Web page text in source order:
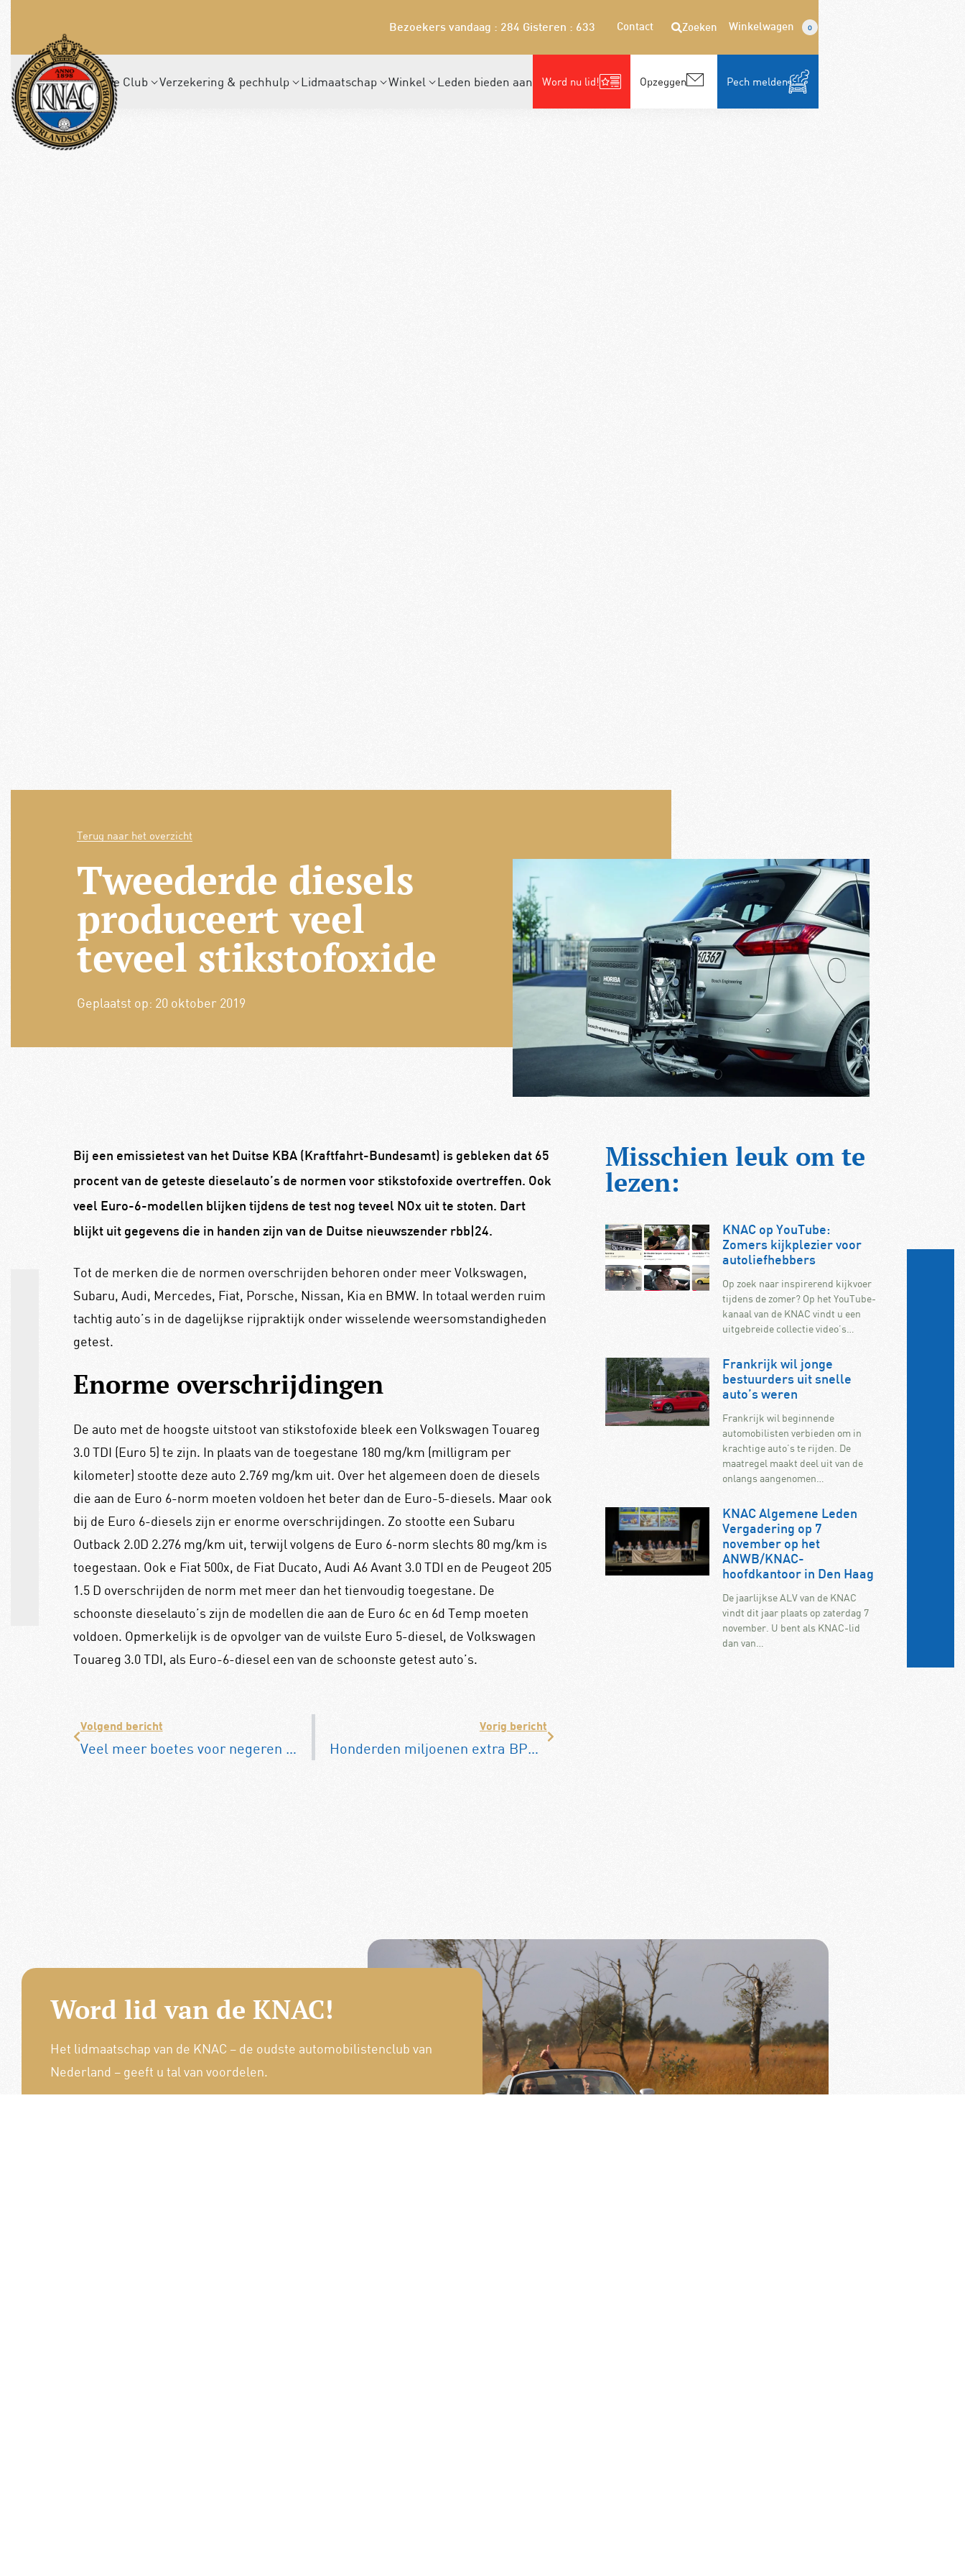
Bezoekers vandaag : 284 Gisteren : 633 Contact Zoeken Winkelwagen 0
De Club Verzekering & pechhulp Lidmaatschap Winkel Leden bieden aan Word nu lid! Opzeggen Pech melden
Terug naar het overzicht
Tweederde diesels
produceert veel
teveel stikstofoxide
Geplaatst op: 20 oktober 2019
Bij een emissietest van het Duitse KBA (Kraftfahrt-Bundesamt) is gebleken dat 65
procent van de geteste dieselauto’s de normen voor stikstofoxide overtreffen. Ook
veel Euro-6-modellen blijken tijdens de test nog teveel NOx uit te stoten. Dart
blijkt uit gegevens die in handen zijn van de Duitse nieuwszender rbb|24.
Tot de merken die de normen overschrijden behoren onder meer Volkswagen,
Subaru, Audi, Mercedes, Fiat, Porsche, Nissan, Kia en BMW. In totaal werden ruim
tachtig auto’s in de dagelijkse rijpraktijk onder wisselende weersomstandigheden
getest.
Enorme overschrijdingen
De auto met de hoogste uitstoot van stikstofoxide bleek een Volkswagen Touareg
3.0 TDI (Euro 5) te zijn. In plaats van de toegestane 180 mg/km (milligram per
kilometer) stootte deze auto 2.769 mg/km uit. Over het algemeen doen de diesels
die aan de Euro 6-norm moeten voldoen het beter dan de Euro-5-diesels. Maar ook
bij de Euro 6-diesels zijn er enorme overschrijdingen. Zo stootte een Subaru
Outback 2.0D 2.276 mg/km uit, terwijl volgens de Euro 6-norm slechts 80 mg/km is
toegestaan. Ook e Fiat 500x, de Fiat Ducato, Audi A6 Avant 3.0 TDI en de Peugeot 205
1.5 D overschrijden de norm met meer dan het tienvoudig toegestane. De
schoonste dieselauto’s zijn de modellen die aan de Euro 6c en 6d Temp moeten
voldoen. Opmerkelijk is de opvolger van de vuilste Euro 5-diesel, de Volkswagen
Touareg 3.0 TDI, als Euro-6-diesel een van de schoonste getest auto’s.
Volgend bericht
Veel meer boetes voor negeren rood kruis
Vorig bericht
Honderden miljoenen extra BPM geïnd door WLTP-norm
Misschien leuk om te
lezen:
KNAC op YouTube:
Zomers kijkplezier voor
autoliefhebbers
Op zoek naar inspirerend kijkvoer
tijdens de zomer? Op het YouTube-
kanaal van de KNAC vindt u een
uitgebreide collectie video’s…
Frankrijk wil jonge
bestuurders uit snelle
auto’s weren
Frankrijk wil beginnende
automobilisten verbieden om in
krachtige auto’s te rijden. De
maatregel maakt deel uit van de
onlangs aangenomen…
KNAC Algemene Leden
Vergadering op 7
november op het
ANWB/KNAC-
hoofdkantoor in Den Haag
De jaarlijkse ALV van de KNAC
vindt dit jaar plaats op zaterdag 7
november. U bent als KNAC-lid
dan van…
Word lid van de KNAC!
Het lidmaatschap van de KNAC – de oudste automobilistenclub van
Nederland – geeft u tal van voordelen.